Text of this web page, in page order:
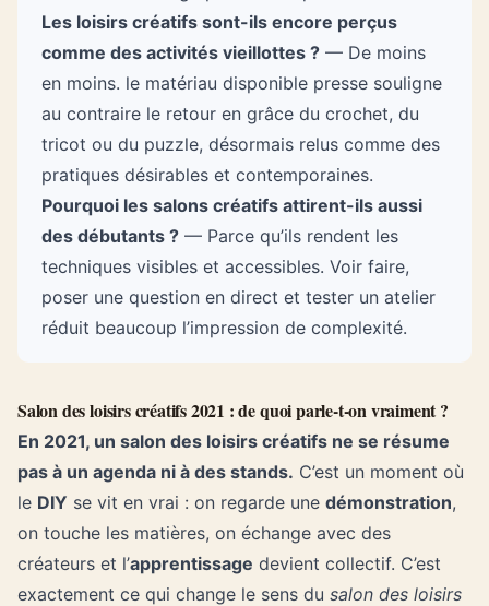
Les loisirs créatifs sont-ils encore perçus
comme des activités vieillottes ? — De moins
en moins. le matériau disponible presse souligne
au contraire le retour en grâce du crochet, du
tricot ou du puzzle, désormais relus comme des
pratiques désirables et contemporaines.
Pourquoi les salons créatifs attirent-ils aussi
des débutants ? — Parce qu’ils rendent les
techniques visibles et accessibles. Voir faire,
poser une question en direct et tester un atelier
réduit beaucoup l’impression de complexité.
Salon des loisirs créatifs 2021 : de quoi parle-t-on vraiment ?
En 2021, un salon des loisirs créatifs ne se résume
pas à un agenda ni à des stands. C’est un moment où
le DIY se vit en vrai : on regarde une démonstration,
on touche les matières, on échange avec des
créateurs et l’apprentissage devient collectif. C’est
exactement ce qui change le sens du salon des loisirs